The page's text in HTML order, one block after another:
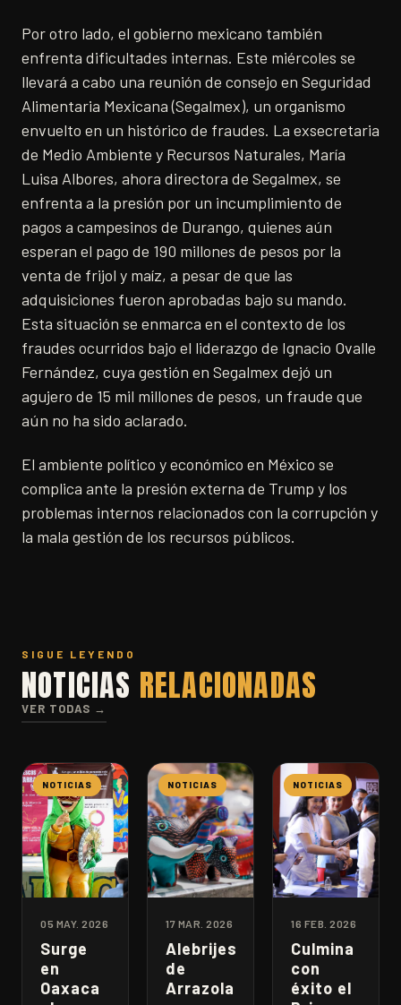
Por otro lado, el gobierno mexicano también
enfrenta dificultades internas. Este miércoles se
llevará a cabo una reunión de consejo en Seguridad
Alimentaria Mexicana (Segalmex), un organismo
envuelto en un histórico de fraudes. La exsecretaria
de Medio Ambiente y Recursos Naturales, María
Luisa Albores, ahora directora de Segalmex, se
enfrenta a la presión por un incumplimiento de
pagos a campesinos de Durango, quienes aún
esperan el pago de 190 millones de pesos por la
venta de frijol y maíz, a pesar de que las
adquisiciones fueron aprobadas bajo su mando.
Esta situación se enmarca en el contexto de los
fraudes ocurridos bajo el liderazgo de Ignacio Ovalle
Fernández, cuya gestión en Segalmex dejó un
agujero de 15 mil millones de pesos, un fraude que
aún no ha sido aclarado.
El ambiente político y económico en México se
complica ante la presión externa de Trump y los
problemas internos relacionados con la corrupción y
la mala gestión de los recursos públicos.
SIGUE LEYENDO
NOTICIAS RELACIONADAS
VER TODAS →
NOTICIAS
05 MAY. 2026
Surge
en
Oaxaca
NOTICIAS
17 MAR. 2026
Alebrijes
de
Arrazola
NOTICIAS
16 FEB. 2026
Culmina
con
éxito el